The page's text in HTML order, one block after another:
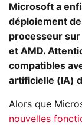
Microsoft a
déploiement
processeur
et AMD.
compatibles
artificielle (IA)
Alors que
nouvelles